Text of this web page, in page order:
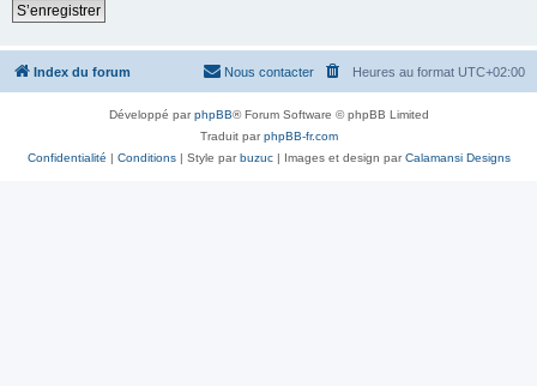
S’enregistrer
Index du forum Heures au format UTC+02:00
Nous contacter
Développé parphpBB® Forum Software © phpBB Limited
Traduit parphpBB-fr.com
Confidentialité | Conditions| Style parbuzuc| Images et design parCalamansi Designs